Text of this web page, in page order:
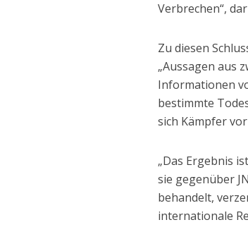
Verbrechen“,
Zu diesen
„Aussagen aus
Informationen
bestimmte
sich Kämpfer
„Das Ergebnis
sie gegenüber
behandelt,
internationale